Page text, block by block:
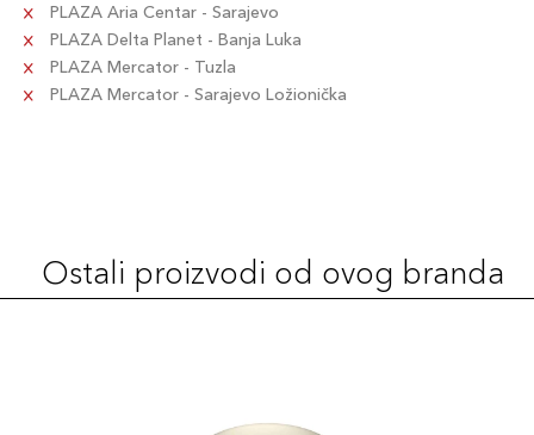
PLAZA Aria Centar - Sarajevo
PLAZA Delta Planet - Banja Luka
PLAZA Mercator - Tuzla
PLAZA Mercator - Sarajevo Ložionička
Ostali proizvodi od ovog branda